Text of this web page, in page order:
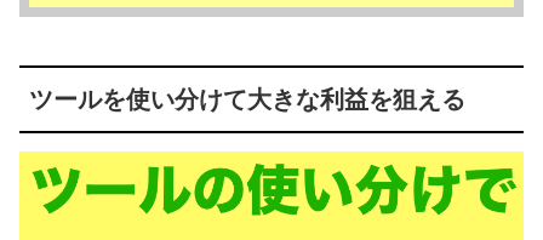
ツールを使い分けて大きな利益を狙える